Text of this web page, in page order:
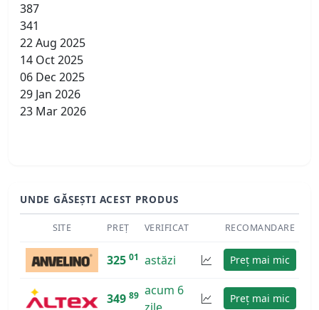
387
341
22 Aug 2025
14 Oct 2025
06 Dec 2025
29 Jan 2026
23 Mar 2026
UNDE GĂSEȘTI ACEST PRODUS
SITE PREȚ VERIFICAT RECOMANDARE
325 01 astăzi Preț mai mic
349 89 acum 6
Preț mai mic